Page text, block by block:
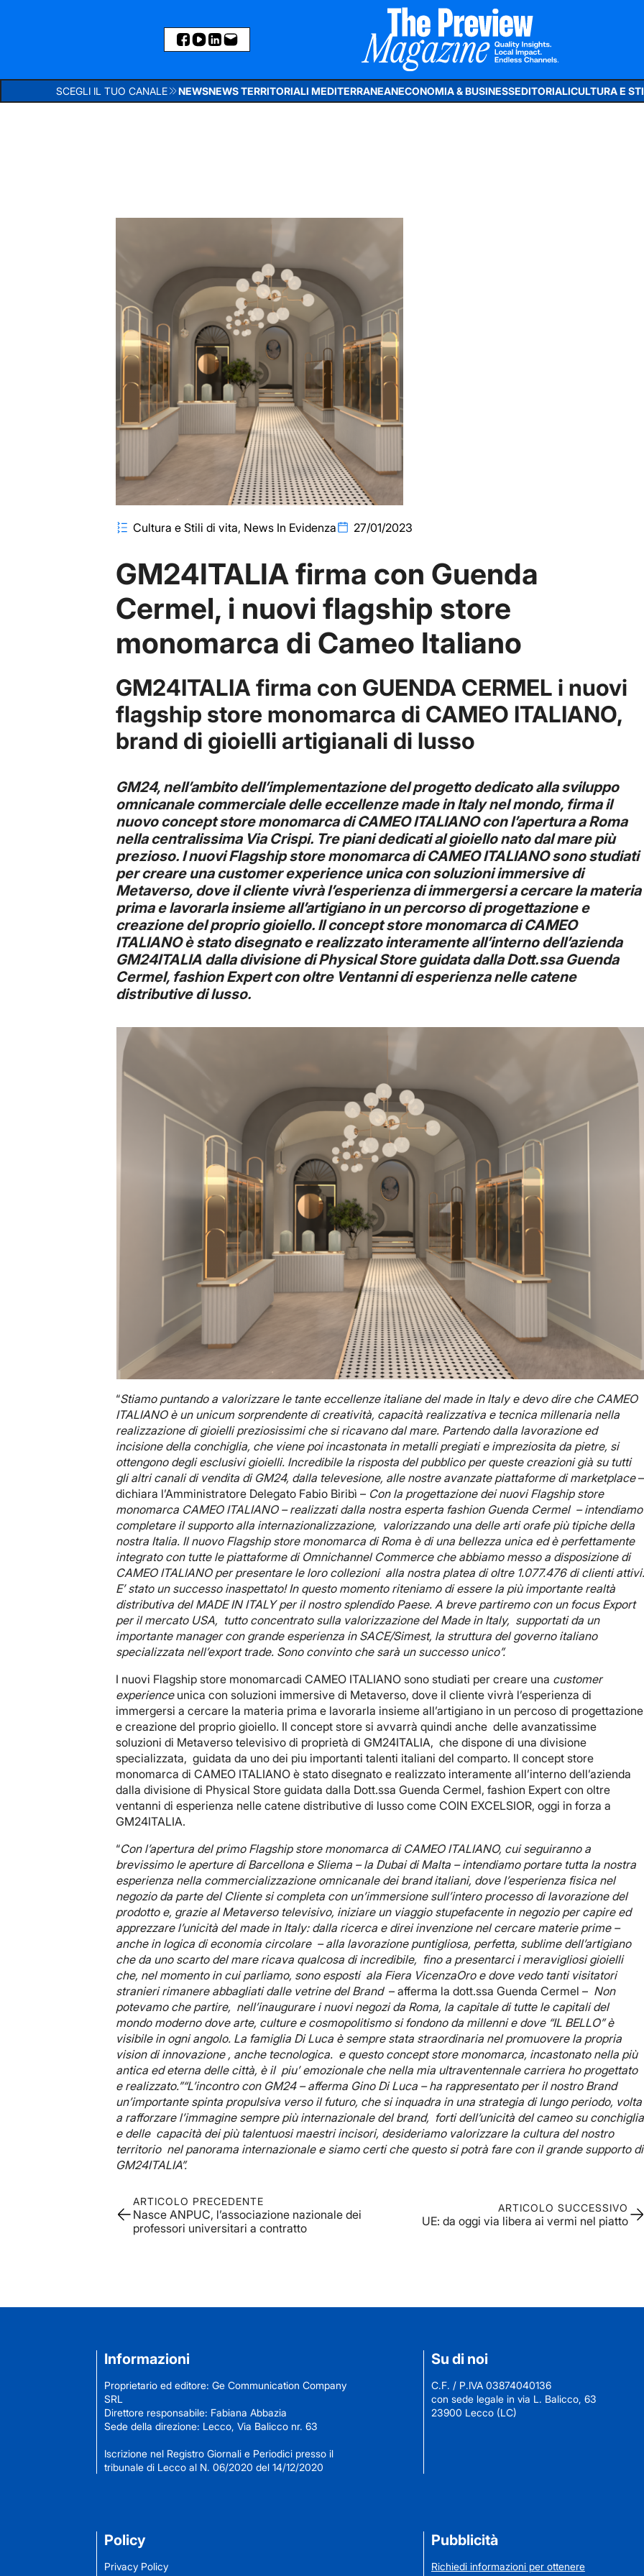
SCEGLI IL TUO CANALE NEWSNEWS TERRITORIALI MEDITERRANEANECONOMIA & BUSINESSEDITORIALICULTURA E
Cultura e Stili di vita News In Evidenza 27/01/2023
GM24ITALIA firma con Guenda
Cermel, i nuovi flagship store
monomarca di Cameo Italiano
GM24ITALIA firma con GUENDA CERMEL i nuovi
flagship store monomarca di CAMEO ITALIANO,
brand di gioielli artigianali di lusso
GM24, nell’ambito dell’implementazione del progetto dedicato alla sviluppo
omnicanale commerciale delle eccellenze made in Italy nel mondo, firma il
nuovo concept store monomarca di CAMEO ITALIANO con l’apertura a Roma
nella centralissima Via Crispi. Tre piani dedicati al gioiello nato dal mare più
prezioso. I nuovi Flagship store monomarca di CAMEO ITALIANO sono studiati
per creare una customer experience unica con soluzioni immersive di
Metaverso, dove il cliente vivrà l’esperienza di immergersi a cercare la materia
prima e lavorarla insieme all’artigiano in un percorso di progettazione e
creazione del proprio gioiello. Il concept store monomarca di CAMEO
ITALIANO è stato disegnato e realizzato interamente all’interno dell’azienda
GM24ITALIA dalla divisione di Physical Store guidata dalla Dott.ssa Guenda
Cermel, fashion Expert con oltre Ventanni di esperienza nelle catene
distributive di lusso.
“Stiamo puntando a valorizzare le tante eccellenze italiane del made in Italy e devo dire che CAMEO
ITALIANO è un unicum sorprendente di creatività, capacità realizzativa e tecnica millenaria nella
realizzazione di gioielli preziosissimi che si ricavano dal mare. Partendo dalla lavorazione ed
incisione della conchiglia, che viene poi incastonata in metalli pregiati e impreziosita da pietre, si
ottengono degli esclusivi gioielli. Incredibile la risposta del pubblico per queste creazioni già su tutti
gli altri canali di vendita di GM24, dalla televesione, alle nostre avanzate piattaforme di marketplace–
dichiara l’Amministratore Delegato Fabio Biribì – Con la progettazione dei nuovi Flagship store
monomarca CAMEO ITALIANO – realizzati dalla nostra esperta fashion Guenda Cermel – intendiamo
completare il supporto alla internazionalizzazione, valorizzando una delle artiorafe più tipiche della
nostra Italia. Il nuovo Flagship store monomarca di Roma è di una bellezza unica ed è perfettamente
integrato con tutte le piattaforme di Omnichannel Commerce che abbiamo messo a disposizione di
CAMEO ITALIANO per presentare le loro collezioni alla nostra platea di oltre 1.077.476 di clienti
E’ stato un successo inaspettato! In questo momento riteniamo di essere la più importante realtà
distributiva del MADE IN ITALY per il nostro splendido Paese. A breve partiremo con un focus Export
per il mercato USA, tutto concentrato sulla valorizzazione del Made in Italy, supportati da un
importante manager con grande esperienza in SACE/Simest, la struttura del governo italiano
specializzata nell’export trade. Sono convinto che sarà un successo unico”.
I nuovi Flagship store monomarcadi CAMEO ITALIANO sono studiati per creare una customer
experienceunica con soluzioni immersive di Metaverso, dove il cliente vivrà l’esperienza di
immergersi a cercare la materia prima e lavorarla insieme all’artigiano in un percoso di progettazione
e creazione del proprio gioiello. Il concept store si avvarrà quindi anche delle avanzatissime
soluzioni di Metaverso televisivo di proprietà di GM24ITALIA, che dispone di una divisione
specializzata, guidata da uno dei piu importanti talenti italiani del comparto. Il concept store
monomarca di CAMEO ITALIANO è stato disegnato e realizzato interamente all’interno dell’azienda
dalla divisione di Physical Store guidata dalla Dott.ssa Guenda Cermel, fashion Expert con oltre
ventanni di esperienza nelle catene distributive di lusso come COIN EXCELSIOR, oggi in forza a
GM24ITALIA.
“Con l’apertura del primo Flagship store monomarca di CAMEO ITALIANO, cui seguiranno a
brevissimo le aperture di Barcellona e Sliema – la Dubai di Malta – intendiamo portare tutta la nostra
esperienza nella commercializzazione omnicanale dei brand italiani, dove l’esperienza fisica nel
negozio da parte del Cliente si completa con un’immersione sull’intero processo di lavorazione del
prodotto e, grazie al Metaverso televisivo, iniziare un viaggio stupefacente in negozio per capire ed
apprezzare l’unicità del made in Italy: dalla ricerca e direi invenzione nel cercare materie prime –
anche in logica di economia circolare – alla lavorazione puntigliosa, perfetta, sublime dell’artigiano
che da uno scarto del mare ricava qualcosa di incredibile, fino a presentarci i meravigliosi gioielli
che, nel momento in cui parliamo, sono esposti ala Fiera VicenzaOro e dove vedo tanti visitatori
stranieri rimanere abbagliati dalle vetrine del Brand– afferma la dott.ssa Guenda Cermel – Non
potevamo che partire, nell’inaugurare i nuovi negozi da Roma, la capitale di tutte le capitali del
mondo moderno dove arte, culture e cosmopolitismo si fondono da millenni e dove “IL BELLO” è
visibile in ogni angolo. La famiglia Di Luca è sempre stata straordinaria nel promuovere la propria
vision di innovazione , anche tecnologica. e questo concept store monomarca, incastonato nella più
antica ed eterna delle città, è il piu’ emozionale che nella mia ultraventennale carriera ho progettato
e realizzato.”“L’incontro con GM24 – afferma Gino Di Luca – ha rappresentato per il nostro Brand
un’importante spinta propulsiva verso il futuro, che si inquadra in una strategia di lungo periodo, volta
a rafforzare l’immagine sempre più internazionale del brand, forti dell’unicità del cameo su conchiglia
e delle capacità dei più talentuosi maestri incisori, desideriamo valorizzare la cultura del nostro
territorio nel panorama internazionale e siamo certi che questo si potrà fare con il grande supporto di
GM24ITALIA”.
ARTICOLO PRECEDENTE
Nasce ANPUC, l’associazione nazionale dei
professori universitari a contratto
ARTICOLO SUCCESSIVO
UE: da oggi via libera ai vermi nel piatto
Informazioni
Proprietario ed editore: Ge Communication Company
SRL
Direttore responsabile: Fabiana Abbazia
Sede della direzione: Lecco, Via Balicco nr. 63
Iscrizione nel Registro Giornali e Periodici presso il
tribunale di Lecco al N. 06/2020 del 14/12/2020
Su di noi
C.F. / P.IVA 03874040136
con sede legale in via L. Balicco, 63
23900 Lecco (LC)
Policy
Privacy Policy
Pubblicità
Richiedi informazioni per ottenere